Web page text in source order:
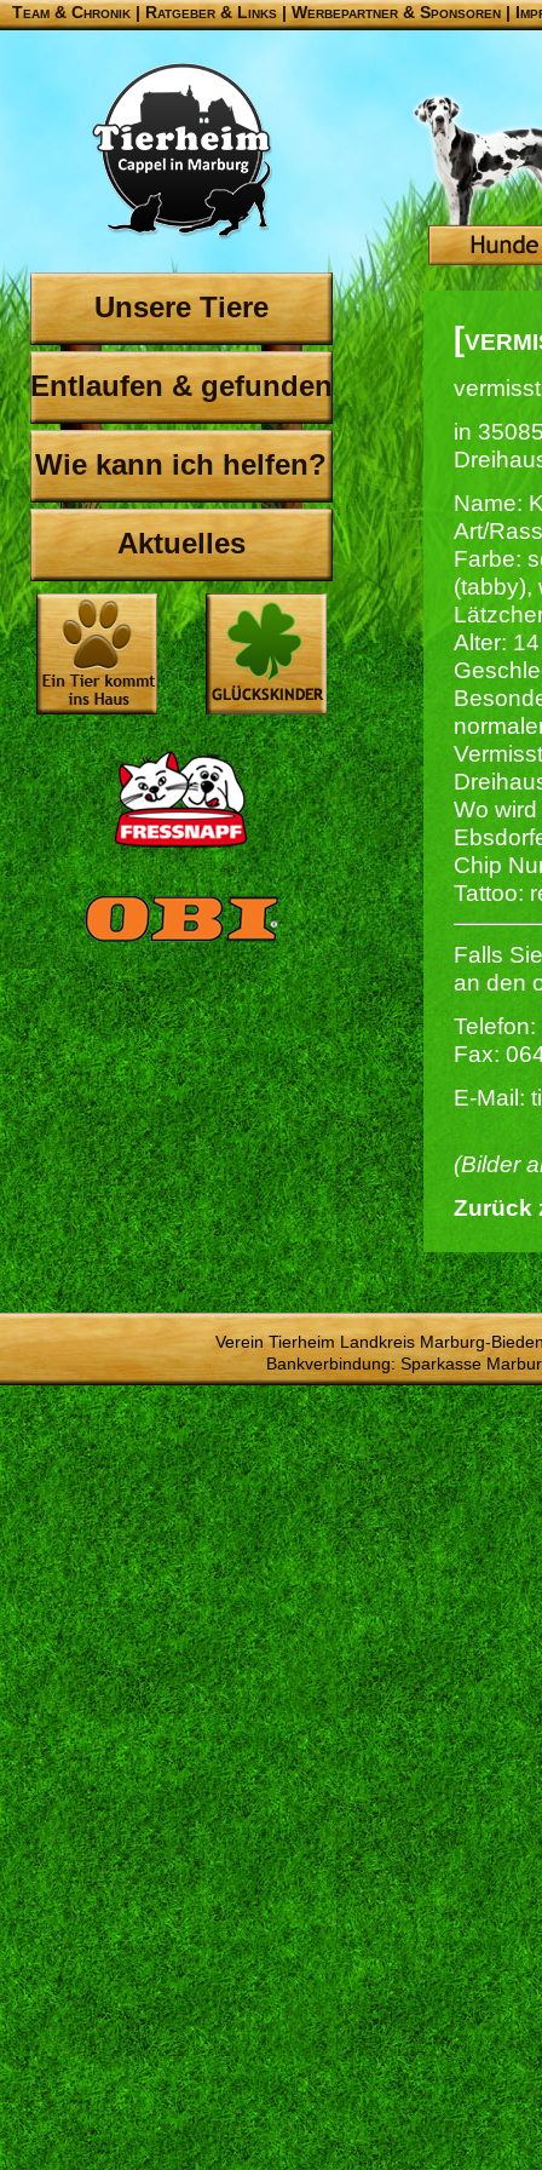
Team & Chronik |Ratgeber & Links|Werbepartner & Sponsoren|
Unsere Tiere
Entlaufen & gefunden
Wie kann ich helfen?
Aktuelles
in
Name:
Art/
Farbe:
(tabby),
Alter: 14
Wo
Chip
Tattoo:
Falls
an den
Fax:
E-Mail:
(Bilder
Zurück
Verein Tierheim Landkreis Marburg-
Bankverbindung: Sparkasse